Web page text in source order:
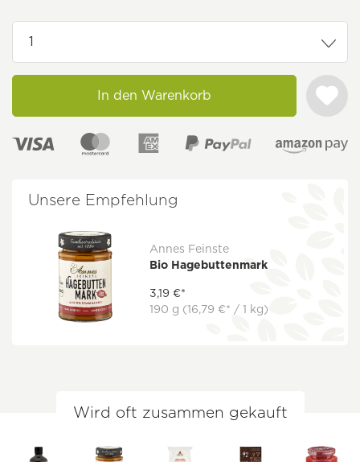
In den Warenkorb
Unsere Empfehlung
Annes Feinste
Bio Hagebuttenmark
3,19 €*
190 g (16,79 €* / 1 kg)
Wird oft zusammen gekauft